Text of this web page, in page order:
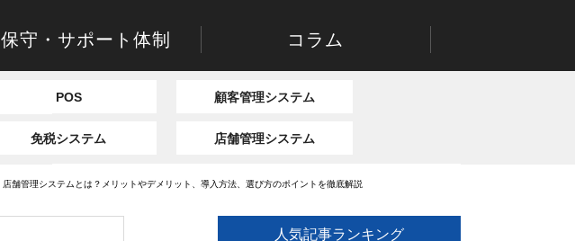
保守・サポート体制 コラム
POS 顧客管理システム
免税システム 店舗管理システム
店舗管理システムとは？メリットやデメリット、導入方法、選び方のポイントを徹底解説
人気記事ランキング